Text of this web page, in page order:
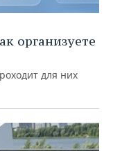
организуете
для них